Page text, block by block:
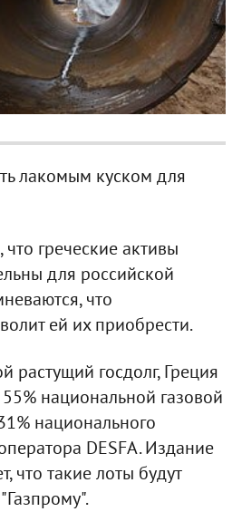
лакомым куском для
греческие активы
для российской
что
ей их приобрести.
растущий госдолг, Греция
национальной газовой
национального
DESFA. Издание
что такие лоты будут